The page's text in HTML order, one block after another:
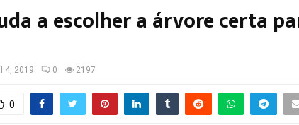
a escolher a árvore certa
4, 2019 0 2197
0